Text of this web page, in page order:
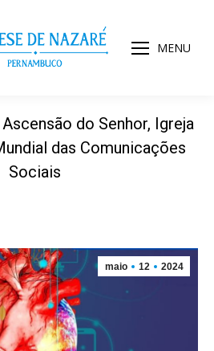
MENU
do Senhor, Igreja
das Comunicações
Sociais
maio 12 2024